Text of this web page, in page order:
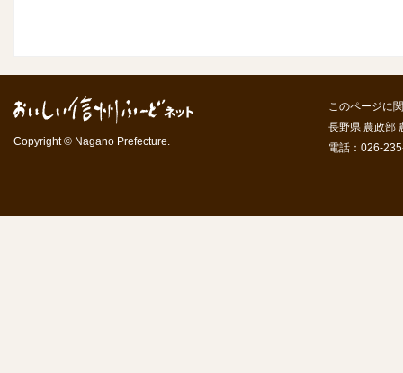
Copyright © Nagano Prefecture.
このページに
長野県 農政部
電話：026-